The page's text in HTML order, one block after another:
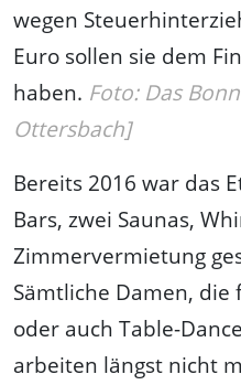
wegen
Euro sollen sie dem
haben. Foto: Das
Ottersbach]
Bereits 2016 war das
Bars, zwei Saunas,
Zimmervermietung
Sämtliche Damen, die
oder auch Table-
arbeiten längst nicht